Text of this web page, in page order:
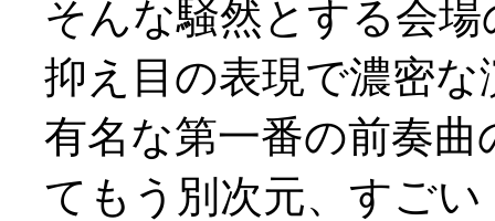
そんな騒然とする会
抑え目の表現で濃密
有名な第一番の前奏
てもう別次元、すごい